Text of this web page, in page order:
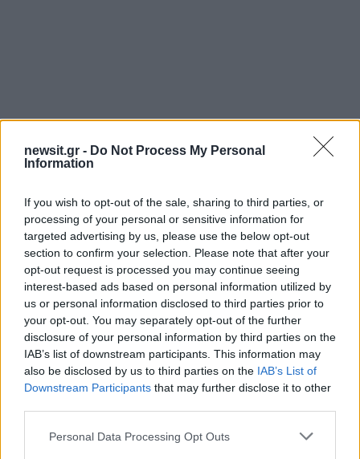
newsit.gr - Do Not Process My Personal
Information
If you wish to opt-out of the sale, sharing to third parties, or
processing of your personal or sensitive information for
targeted advertising by us, please use the below opt-out
section to confirm your selection. Please note that after your
opt-out request is processed you may continue seeing
interest-based ads based on personal information utilized by
us or personal information disclosed to third parties prior to
your opt-out. You may separately opt-out of the further
disclosure of your personal information by third parties on the
IAB’s list of downstream participants. This information may
also be disclosed by us to third parties on the IAB’s List of
Downstream Participants that may further disclose it to other
Please note that this website/app uses one or more Google
Personal Data Processing Opt Outs
Αν τα χάσατε
Από τη θεωρία στην πράξη:
γενιά engineers
Χρήστος
μπαμπάς της στην